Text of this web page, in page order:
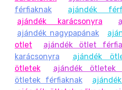
férfiaknak
ajándék
ajándék karácsonyra
ajándék nagypapának
otlet
ajándék ötlet
karácsonyra
ajándék
ötletek
ajándék ötletek
ötletek férfiaknak